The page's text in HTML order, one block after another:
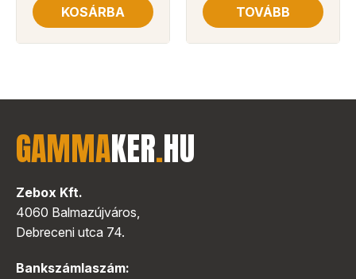
KOSÁRBA TOVÁBB
GAMMAKER.HU
Zebox Kft.
4060 Balmazújváros,
Debreceni utca 74.
Bankszámlaszám: